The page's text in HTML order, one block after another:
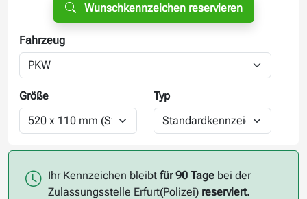
Wunschkennzeichen reservieren
Fahrzeug
Größe Typ
Ihr Kennzeichen bleibtfür 90 Tage bei der
Zulassungsstelle Erfurt(Polizei) reserviert.